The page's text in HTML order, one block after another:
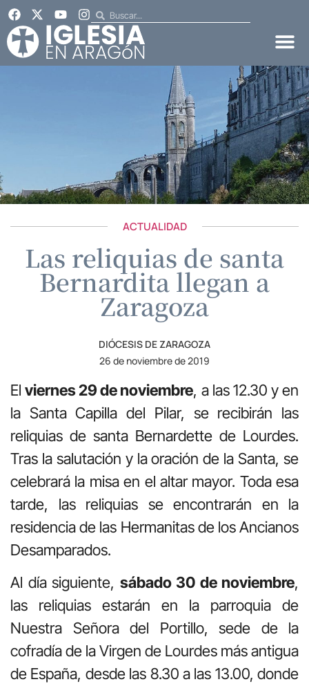
ACTUALIDAD
Las reliquias de santa
Bernardita llegan a
Zaragoza
DIÓCESIS DE ZARAGOZA
26 de noviembre de 2019
Elviernes 29 de noviembre, a las 12.30 y en
la Santa Capilla del Pilar, se recibirán las
reliquias de santa Bernardette de Lourdes.
Tras la salutación y la oración de la Santa, se
celebrará la misa en el altar mayor. Toda esa
tarde, las reliquias se encontrarán en la
residencia de las Hermanitas de los Ancianos
Desamparados.
Al día siguiente, sábado 30 de noviembre,
las reliquias estarán en la parroquia de
Nuestra Señora del Portillo, sede de la
cofradía de la Virgen de Lourdes más antigua
de España, desde las 8.30 a las 13.00, donde